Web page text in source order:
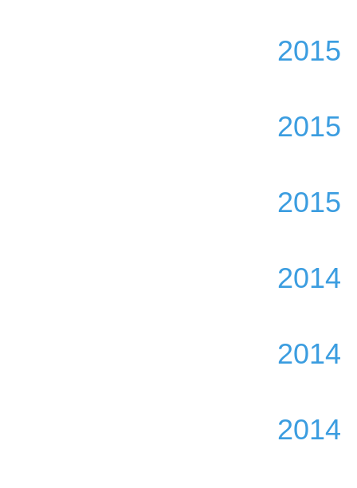
2015
2015
2015
2014
2014
2014